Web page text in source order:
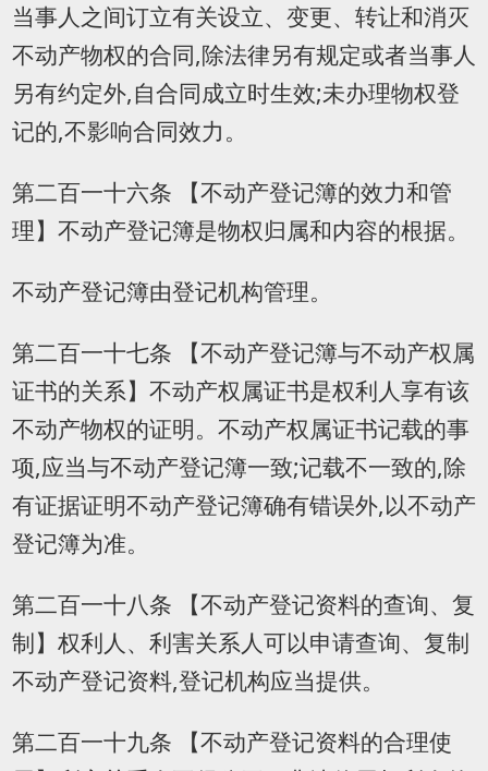
当事人之间订立有关设立、变更、转让和消灭
不动产物权的合同,除法律另有规定或者当事人
另有约定外,自合同成立时生效;未办理物权登
记的,不影响合同效力。
第二百一十六条 【不动产登记簿的效力和管
理】不动产登记簿是物权归属和内容的根据。
不动产登记簿由登记机构管理。
第二百一十七条 【不动产登记簿与不动产权属
证书的关系】不动产权属证书是权利人享有该
不动产物权的证明。不动产权属证书记载的事
项,应当与不动产登记簿一致;记载不一致的,除
有证据证明不动产登记簿确有错误外,以不动产
登记簿为准。
第二百一十八条 【不动产登记资料的查询、复
制】权利人、利害关系人可以申请查询、复制
不动产登记资料,登记机构应当提供。
第二百一十九条 【不动产登记资料的合理使